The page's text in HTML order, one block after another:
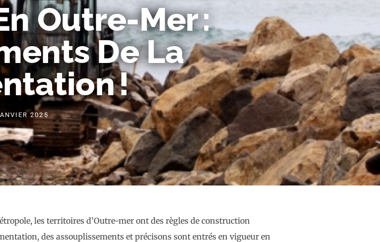
Outre-Mer :
De La
!
2025
les territoires d’Outre-mer ont des règles de construction
des assouplissements et précisons sont entrés en vigueur en